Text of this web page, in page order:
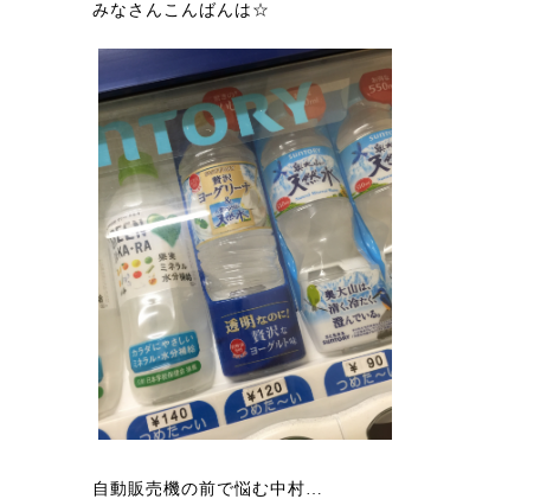
みなさんこんばんは☆
自動販売機の前で悩む中村…